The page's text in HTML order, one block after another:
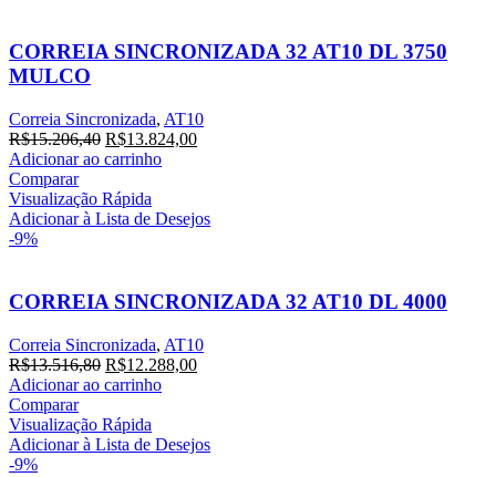
CORREIA SINCRONIZADA 32 AT10 DL 3750
MULCO
Correia Sincronizada, AT10
R$15.206,40 O
preço
era:
R$15.206,40.
R$13.824,00O
R$13.824,00.
Adicionar ao carrinho
Comparar
Visualização Rápida
Adicionar à Lista de Desejos
-9%
CORREIA SINCRONIZADA 32 AT10 DL 4000
Correia Sincronizada, AT10
R$13.516,80 O
preço
era:
R$13.516,80.
R$12.288,00O
R$12.288,00.
Adicionar ao carrinho
Comparar
Visualização Rápida
Adicionar à Lista de Desejos
-9%